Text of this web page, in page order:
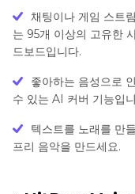
채팅이나 게임 스트
는 95개 이상의 고유한
드보드입니다.
좋아하는 음성으로
수 있는 AI 커버 기능입
텍스트를 노래를 만
프리 음악을 만드세요.